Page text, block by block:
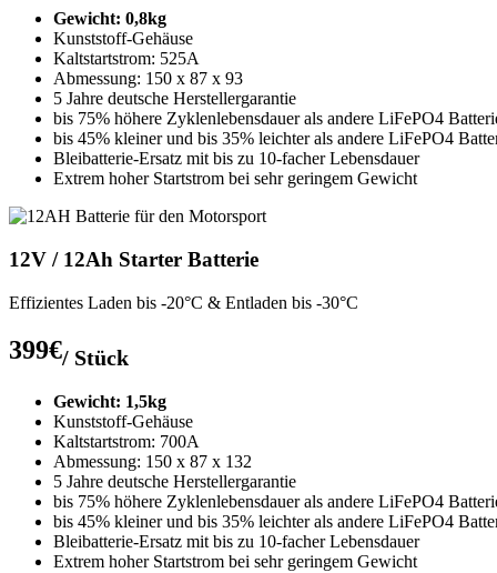
Gewicht: 0,8kg
Kunststoff-Gehäuse
Kaltstartstrom: 525A
Abmessung: 150 x 87 x 93
5 Jahre deutsche Herstellergarantie
bis 75% höhere Zyklenlebensdauer als andere LiFePO4
bis 45% kleiner und bis 35% leichter als andere LiFePO4
Bleibatterie-Ersatz mit bis zu 10-facher Lebensdauer
Extrem hoher Startstrom bei sehr geringem Gewicht
12V / 12Ah Starter Batterie
Effizientes Laden bis -20°C & Entladen bis -30°C
399€/ Stück
Gewicht: 1,5kg
Kunststoff-Gehäuse
Kaltstartstrom: 700A
Abmessung: 150 x 87 x 132
5 Jahre deutsche Herstellergarantie
bis 75% höhere Zyklenlebensdauer als andere LiFePO4
bis 45% kleiner und bis 35% leichter als andere LiFePO4
Bleibatterie-Ersatz mit bis zu 10-facher Lebensdauer
Extrem hoher Startstrom bei sehr geringem Gewicht